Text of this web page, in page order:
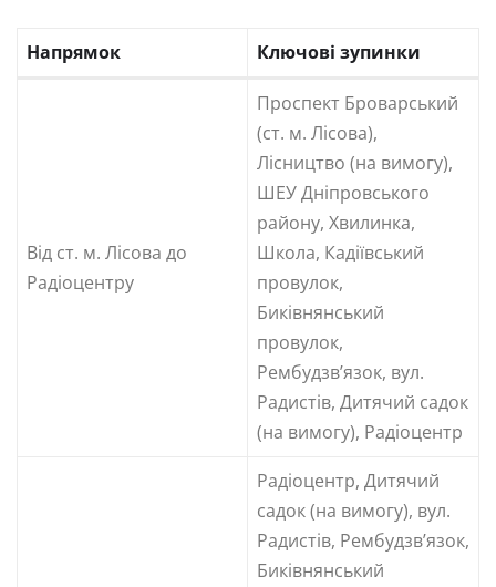
Напрямок Ключові зупинки
Від ст. м. Лісова до
Радіоцентру
Проспект Броварський
(ст. м. Лісова),
Лісництво (на вимогу),
ШЕУ Дніпровського
району, Хвилинка,
Школа, Кадіївський
провулок,
Биківнянський
провулок,
Рембудзв’язок, вул.
Радистів, Дитячий садок
(на вимогу), Радіоцентр
Радіоцентр, Дитячий
садок (на вимогу), вул.
Радистів, Рембудзв’язок,
Биківнянський